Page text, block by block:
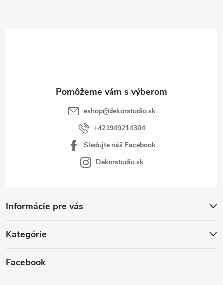
Informácie pre vás
Kategórie
Facebook
eshop@dekorstudio.sk
+421949214304
Sledujte náš Facebook
Dekorstudio.sk